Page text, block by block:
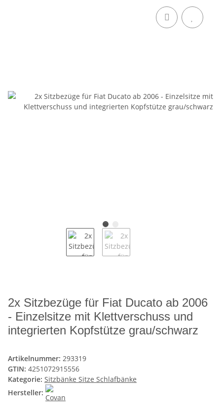
2x Sitzbezüge für Fiat Ducato ab 2006
- Einzelsitze mit Klettverschuss und
integrierten Kopfstütze grau/schwarz
Artikelnummer: 293319
GTIN: 4251072915556
Kategorie: Sitzbänke Sitze Schlafbänke
Hersteller: